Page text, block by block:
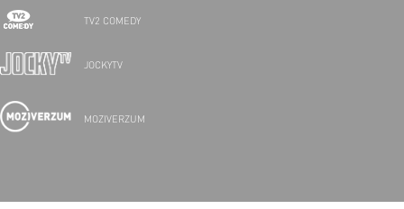
TV2 COMEDY
JOCKYTV
MOZIVERZUM